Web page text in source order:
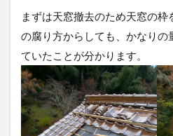
まずは天窓撤去のため天窓の
の腐り方からしても、かなりの
ていたことが分かります。